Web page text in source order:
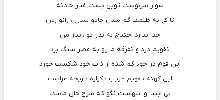
سوار سرنوشت تویی پشت غبار حادثه
تا کی به ظلمت گم شدن جادو شدن ، زانو زدن
خدا ندارد احتیاج به نذر تو ، نیاز من
تقویم درد و تفرقه ما رو به عصر سنگ برد
این قوم در خود گم شده از ذات خود شکست خورد
این کهنه تقویم غریب تکراره تاریخه عزاست
بی ابتدا و انتهاست نگو که شرح حال ماست